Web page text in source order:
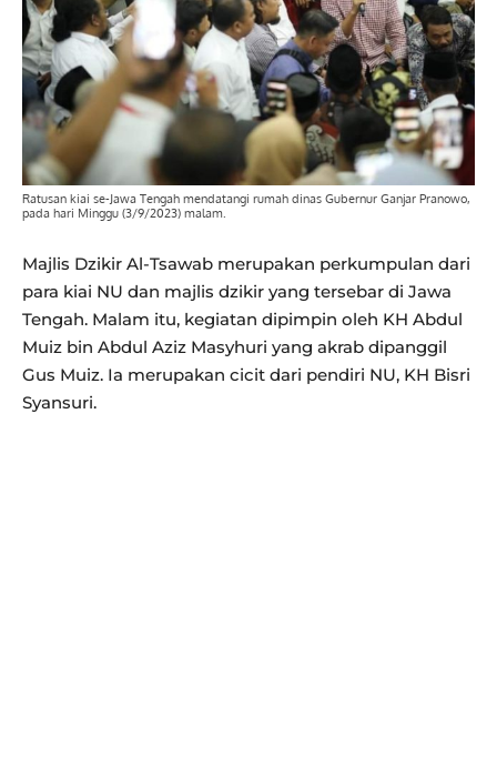
Ratusan kiai se-Jawa Tengah mendatangi rumah dinas Gubernur Ganjar Pranowo,
pada hari Minggu (3/9/2023) malam.
Majlis Dzikir Al-Tsawab merupakan perkumpulan dari
para kiai NU dan majlis dzikir yang tersebar di Jawa
Tengah. Malam itu, kegiatan dipimpin oleh KH Abdul
Muiz bin Abdul Aziz Masyhuri yang akrab dipanggil
Gus Muiz. Ia merupakan cicit dari pendiri NU, KH Bisri
Syansuri.